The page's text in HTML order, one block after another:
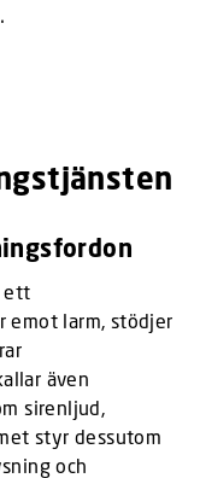
ett
emot larm, stödjer
även
sirenljud,
styr dessutom
och